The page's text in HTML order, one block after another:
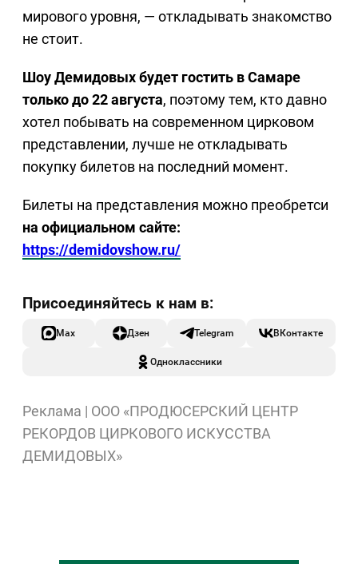
мирового уровня, — откладывать знакомство
не стоит.
Шоу Демидовых будет гостить в Самаре
только до 22 августа, поэтому тем, кто давно
хотел побывать на современном цирковом
представлении, лучше не откладывать
покупку билетов на последний момент.
Билеты на представления можно преобретси
на официальном сайте:
https://demidovshow.ru/
Max Дзен Telegram ВКонтакте
Одноклассники
Реклама | ООО «ПРОДЮСЕРСКИЙ ЦЕНТР
РЕКОРДОВ ЦИРКОВОГО ИСКУССТВА
ДЕМИДОВЫХ»